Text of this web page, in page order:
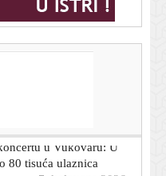
nakon obilnog obroka
80 tisuća ulaznica
7. kolovoza 2026.